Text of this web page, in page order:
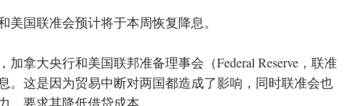
美国联准会预计将于本周恢复降息。
拿大央行和美国联邦准备理事会（Federal Reserve，联准
。这是因为贸易中断对两国都造成了影响，同时联准会也
，要求其降低借贷成本。